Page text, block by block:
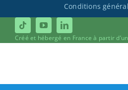
Conditions
Créé et hébergé en France à partir